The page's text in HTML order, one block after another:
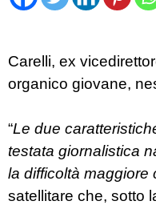
Carelli, ex
organico giovane,
“Le due
testata giornalistica
la difficoltà maggiore
satellitare che, sotto